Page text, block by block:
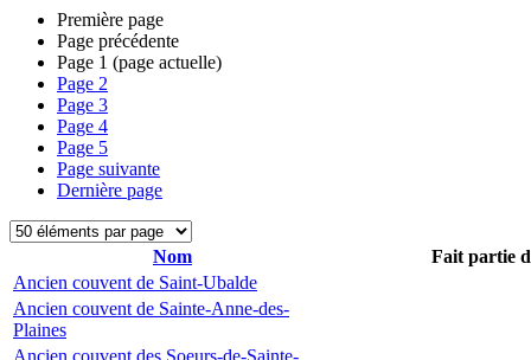
Première page
Page précédente
Page 1 (page actuelle)
Page 2
Page 3
Page 4
Page 5
Page suivante
Dernière page
Nom
Fait partie
Ancien couvent de Saint-Ubalde
Ancien couvent de Sainte-Anne-des-
Plaines
Ancien couvent des Soeurs-de-Sainte-